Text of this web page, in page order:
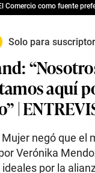
Comercio como fuente
Solo para
aquí
|
negó que el
Verónika
por la